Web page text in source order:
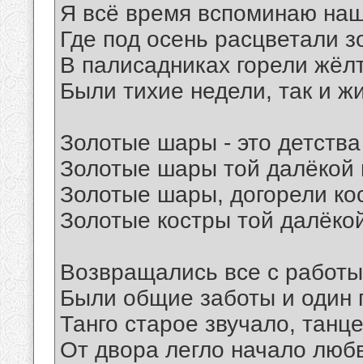
Я всё время вспоминаю
Где под осень расцветали
В палисадниках горели
Были тихие недели, так и
Золотые шары - это
Золотые шары той далёкой
Золотые шары, догорели
Золотые костры той
Возвращались все с
Были общие заботы и один
Танго старое звучало,
От двора легло начало